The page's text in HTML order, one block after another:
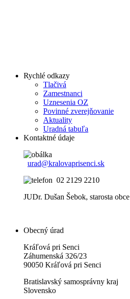
Rychlé odkazy
Tlačivá
Zamestnanci
Uznesenia OZ
Povinné zverejňovanie
Aktuality
Uradná tabuľa
Kontaktné údaje
urad@kralovaprisenci.sk
02 2129 2210
JUDr. Dušan Šebok, starosta obce
Obecný úrad
Kráľová pri Senci
Záhumenská 326/23
90050 Kráľová pri Senci
Bratislavský samosprávny kraj
Slovensko